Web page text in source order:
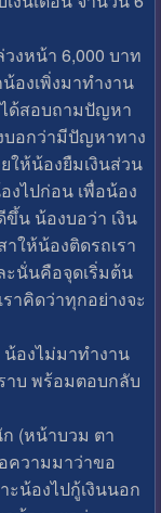
งหน้า 6,000 บาท
องเพิ่งมาทำงาน
ได้สอบถามปัญหา
บอกว่ามีปัญหาทาง
ให้น้องยืมเงินส่วน
งไปก่อน เพื่อน้อง
น น้องบอว่า เงิน
ให้น้องติดรถเรา
ะนั่นคือจุดเริ่มต้น
าคิดว่าทุกอย่างจะ
องไม่มาทำงาน
าบ พร้อมตอบกลับ
(หน้าบวม ตา
ความมาว่าขอ
ะน้องไปกู้เงินนอก